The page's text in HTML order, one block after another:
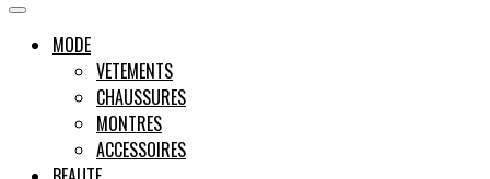
MODE
VETEMENTS
CHAUSSURES
MONTRES
ACCESSOIRES